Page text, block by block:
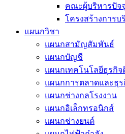
คณะผู้บริหารปัจ
โครงสร้างการบ
แผนกวิชา
แผนกสามัญสัมพันธ์
แผนกบัญชี
แผนกเทคโนโลยีธุรกิจ
แผนกการตลาดและธุ
แผนกช่างกลโรงงาน
แผนกอิเล็กทรอนิกส์
แผนกช่างยนต์